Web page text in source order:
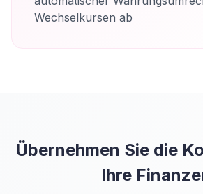
Wechselkursen ab
Übernehmen Sie die
Ihre